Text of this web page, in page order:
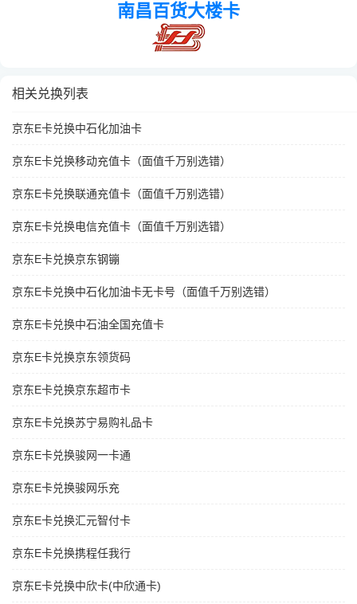
南昌百货大楼卡
相关兑换列表
京东E卡兑换中石化加油卡
京东E卡兑换移动充值卡（面值千万别选错）
京东E卡兑换联通充值卡（面值千万别选错）
京东E卡兑换电信充值卡（面值千万别选错）
京东E卡兑换京东钢镚
京东E卡兑换中石化加油卡无卡号（面值千万别选错）
京东E卡兑换中石油全国充值卡
京东E卡兑换京东领货码
京东E卡兑换京东超市卡
京东E卡兑换苏宁易购礼品卡
京东E卡兑换骏网一卡通
京东E卡兑换骏网乐充
京东E卡兑换汇元智付卡
京东E卡兑换携程任我行
京东E卡兑换中欣卡(中欣通卡)